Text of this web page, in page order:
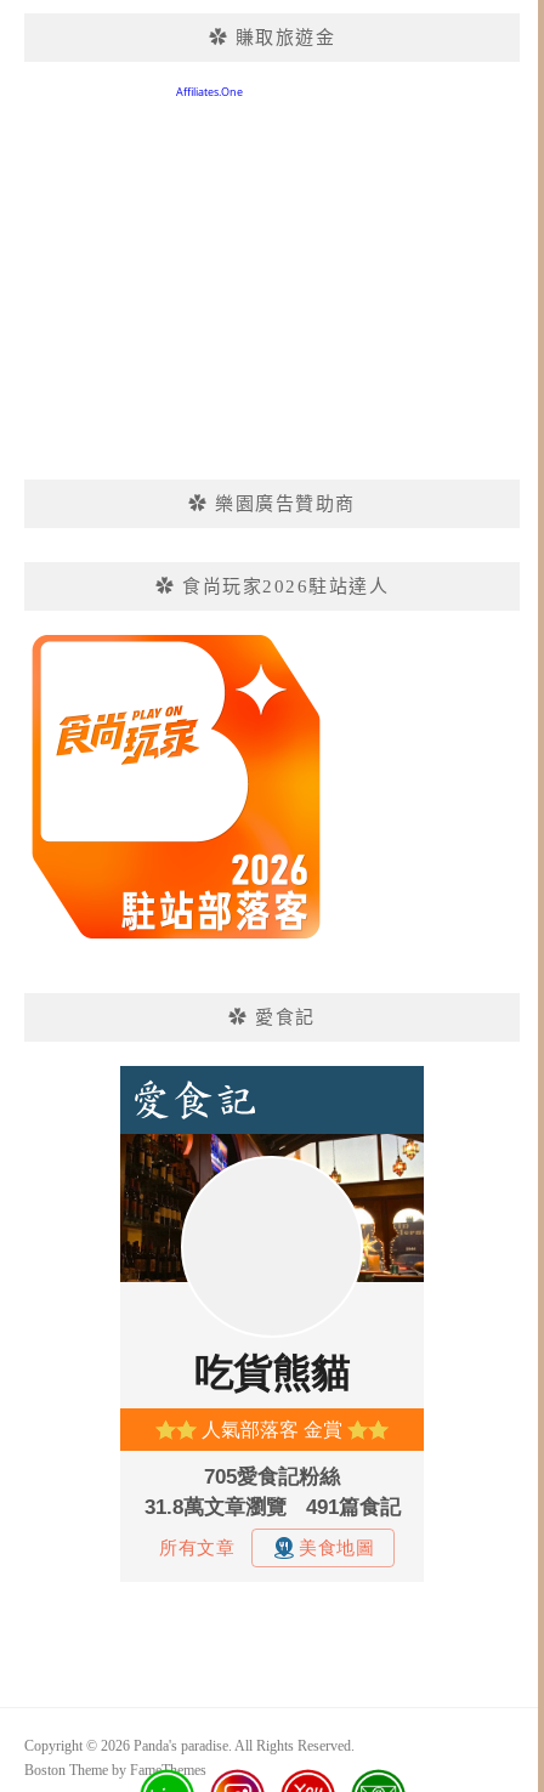
✿ 賺取旅遊金
✿ 樂園廣告贊助商
✿ 食尚玩家2026駐站達人
✿ 愛食記
Copyright © 2026 Panda's paradise. All Rights Reserved.
Boston Theme by FameThemes